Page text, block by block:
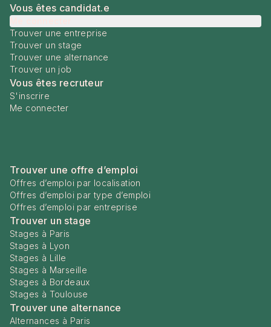
Vous êtes candidat.e
Trouver une entreprise
Trouver un stage
Trouver une alternance
Trouver un job
Vous êtes recruteur
S'inscrire
Me connecter
Trouver une offre d’emploi
Offres d’emploi par localisation
Offres d’emploi par type d’emploi
Offres d’emploi par entreprise
Trouver un stage
Stages à Paris
Stages à Lyon
Stages à Lille
Stages à Marseille
Stages à Bordeaux
Stages à Toulouse
Trouver une alternance
Alternances à Paris